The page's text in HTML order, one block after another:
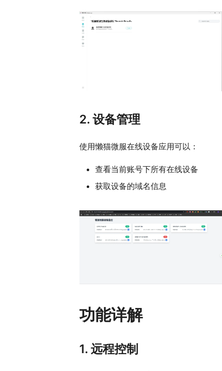
2. 设备管理
使用懒猫微服在线设备应用可以：
查看当前账号下所有在线设备
获取设备的域名信息
功能详解
1. 远程控制